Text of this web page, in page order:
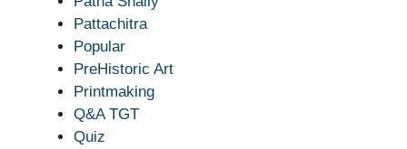
Pattachitra
Popular
PreHistoric Art
Printmaking
Q&A TGT
Quiz